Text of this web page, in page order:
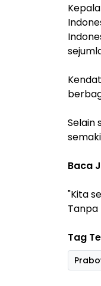
Selain
Baca
"Kita
Tanpa
Tag